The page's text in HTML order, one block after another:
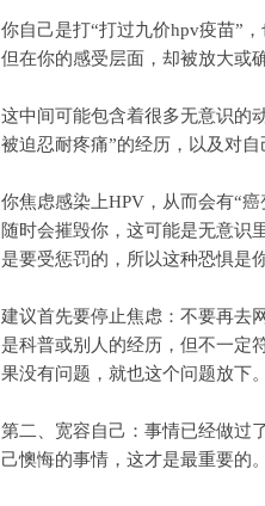
你自己是打“打过九价hpv疫苗”
但在你的感受层面，却被放大或
这中间可能包含着很多无意识的
被迫忍耐疼痛”的经历，以及对自
你焦虑感染上HPV，从而会有“
随时会摧毁你，这可能是无意识
是要受惩罚的，所以这种恐惧是
建议首先要停止焦虑：不要再去
是科普或别人的经历，但不一定
果没有问题，就也这个问题放下
第二、宽容自己：事情已经做过
己懊悔的事情，这才是最重要的。